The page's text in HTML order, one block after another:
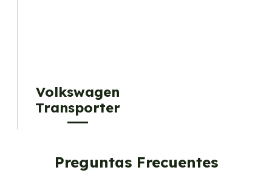
Volkswagen
Transporter
Preguntas Frecuentes